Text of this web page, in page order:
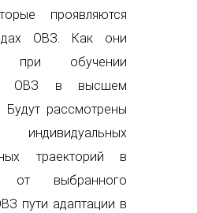
проявляются
ОВЗ. Как они
при обучении
с ОВЗ в высшем
Будут рассмотрены
траекторий в
от выбранного
пути адаптации в